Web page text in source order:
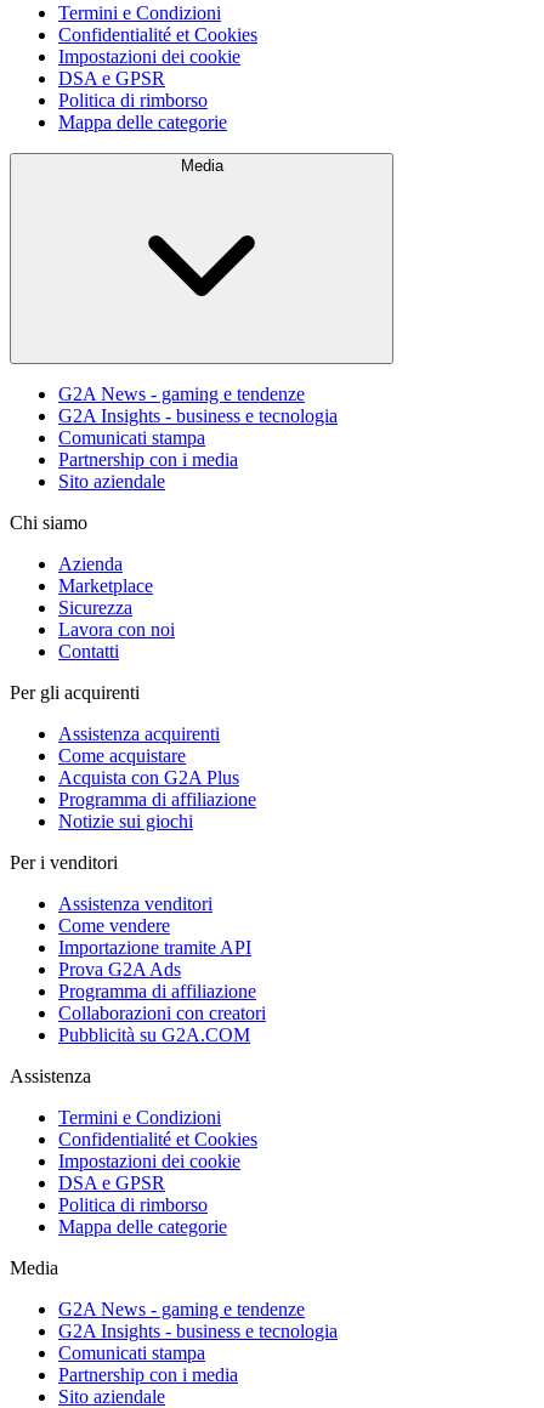
Termini e Condizioni
Confidentialité et Cookies
Impostazioni dei cookie
DSA e GPSR
Politica di rimborso
Mappa delle categorie
Media
G2A News - gaming e tendenze
G2A Insights - business e tecnologia
Comunicati stampa
Partnership con i media
Sito aziendale
Chi siamo
Azienda
Marketplace
Sicurezza
Lavora con noi
Contatti
Per gli acquirenti
Assistenza acquirenti
Come acquistare
Acquista con G2A Plus
Programma di affiliazione
Notizie sui giochi
Per i venditori
Assistenza venditori
Come vendere
Importazione tramite API
Prova G2A Ads
Programma di affiliazione
Collaborazioni con creatori
Pubblicità su G2A.COM
Assistenza
Termini e Condizioni
Confidentialité et Cookies
Impostazioni dei cookie
DSA e GPSR
Politica di rimborso
Mappa delle categorie
Media
G2A News - gaming e tendenze
G2A Insights - business e tecnologia
Comunicati stampa
Partnership con i media
Sito aziendale